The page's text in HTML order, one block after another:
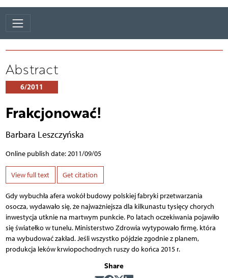
Abstract
6/2011
Frakcjonować!
Barbara Leszczyńska
Online publish date: 2011/09/05
View full text Get citation
Gdy wybuchła afera wokół budowy polskiej fabryki przetwarzania
osocza, wydawało się, że najważniejsza dla kilkunastu tysięcy chorych
inwestycja utknie na martwym punkcie. Po latach oczekiwania pojawiło
się światełko w tunelu. Ministerstwo Zdrowia wytypowało firmę, która
ma wybudować zakład. Jeśli wszystko pójdzie zgodnie z planem,
produkcja leków krwiopochodnych ruszy do końca 2015 r.
Share